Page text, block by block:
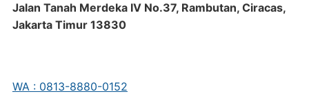
Jalan Tanah Merdeka IV No.37, Rambutan, Ciracas,
Jakarta Timur 13830
WA : 0813-8880-0152